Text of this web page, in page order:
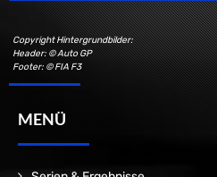
Copyright Hintergrundbilder:
Header: © Auto GP
Footer: © FIA F3
MENÜ